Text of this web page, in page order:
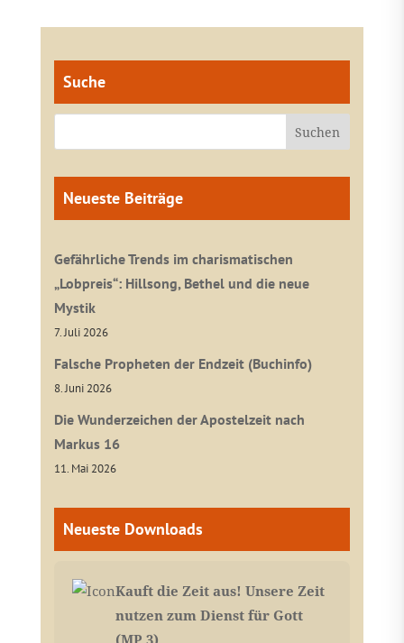
Suche
Neueste Beiträge
Gefährliche Trends im charismatischen
„Lobpreis“: Hillsong, Bethel und die neue
Mystik
7. Juli 2026
Falsche Propheten der Endzeit (Buchinfo)
8. Juni 2026
Die Wunderzeichen der Apostelzeit nach
Markus 16
11. Mai 2026
Neueste Downloads
Kauft die Zeit aus! Unsere Zeit
nutzen zum Dienst für Gott
(MP 3)